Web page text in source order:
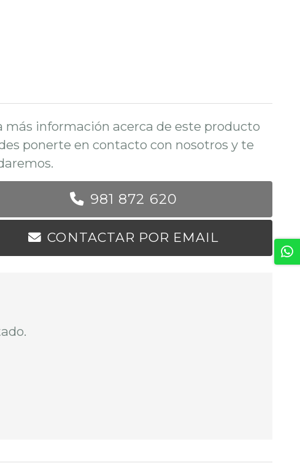
más información acerca de este producto
ponerte en contacto con nosotros y te
981 872 620
CONTACTAR POR EMAIL